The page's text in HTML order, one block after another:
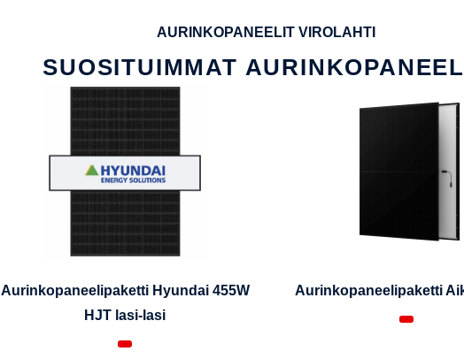
AURINKOPANEELIT VIROLAHTI
SUOSITUIMMAT
Aurinkopaneelipaketti Hyundai 455W
HJT lasi-lasi
Aurinkopaneelipaketti